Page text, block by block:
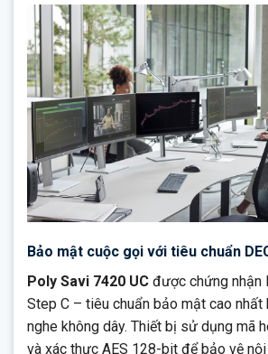
Bảo mật cuộc gọi với tiêu chuẩn
Poly Savi 7420 UC được chứng nhận
Step C – tiêu chuẩn bảo mật cao nhất
nghe không dây. Thiết bị sử dụng mã
và xác thực AES 128-bit để bảo vệ